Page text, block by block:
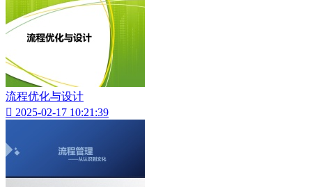
流程优化与设计
 2025-02-17 10:21:39